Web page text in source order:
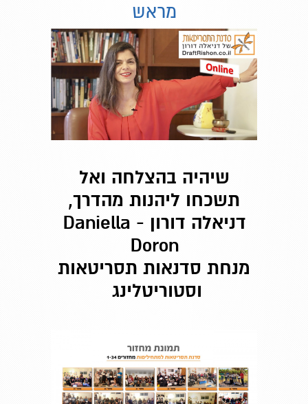
מראש
שיהיה בהצלחה ואל
תשכחו ליהנות מהדרך,
דניאלה דורון - Daniella
Doron
מנחת סדנאות תסריטאות
וסטוריטלינג